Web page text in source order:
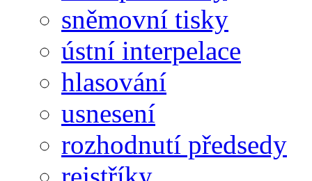
sněmovní tisky
ústní interpelace
hlasování
usnesení
rozhodnutí předsedy